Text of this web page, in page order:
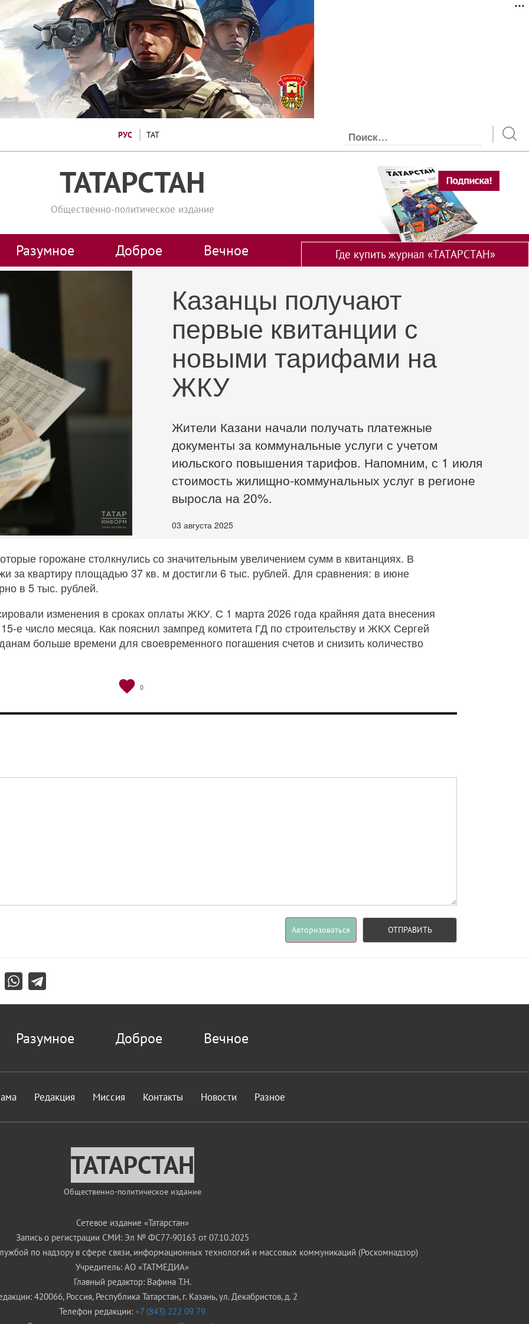
РУС ТАТ
ТАТАРСТАН
Общественно-политическое издание
Разумное Доброе Вечное Где купить журнал «ТАТАРСТАН»
Казанцы получают
первые квитанции с
новыми тарифами на
ЖКУ
Жители Казани начали получать платежные
документы за коммунальные услуги с учетом
июльского повышения тарифов. Напомним, с 1 июля
стоимость жилищно-коммунальных услуг в регионе
выросла на 20%.
03 августа 2025
горожане столкнулись со значительным увеличением сумм в квитанциях. В
за квартиру площадью 37 кв. м достигли 6 тыс. рублей. Для сравнения: в июне
в 5 тыс. рублей.
изменения в сроках оплаты ЖКУ. С 1 марта 2026 года крайняя дата внесения
е число месяца. Как пояснил зампред комитета ГД по строительству и ЖКХ Сергей
больше времени для своевременного погашения счетов и снизить количество
0
Авторизоваться ОТПРАВИТЬ
Разумное Доброе Вечное
Редакция Миссия Контакты Новости Разное
ТАТАРСТАН
Общественно-политическое издание
Сетевое издание «Татарстан»
Запись о регистрации СМИ: Эл № ФС77-90163 от 07.10.2025
по надзору в сфере связи, информационных технологий и массовых коммуникаций (Роскомнадзор)
Учредитель: АО «ТАТМЕДИА»
Главный редактор: Вафина Т.Н.
420066, Россия, Республика Татарстан, г. Казань, ул. Декабристов, д. 2
Телефон редакции: +7 (843) 222 09 79